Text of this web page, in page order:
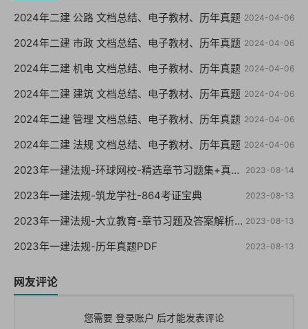
2024-04-06
2024年二建 公路 文档总结、电子教材、历年真题
2024-04-06
2024年二建 市政 文档总结、电子教材、历年真题
2024-04-06
2024年二建 机电 文档总结、电子教材、历年真题
2024-04-06
2024年二建 建筑 文档总结、电子教材、历年真题
2024-04-06
2024年二建 管理 文档总结、电子教材、历年真题
2024-04-06
2024年二建 法规 文档总结、电子教材、历年真题
2023-08-14
2023年一建法规-环球网校-精选章节习题集+真题+模拟
2023-08-13
2023年一建法规-筑龙学社-864考证宝典
2023-08-13
2023年一建法规-大立教育-章节习题及答案解析【重点推荐】
2023-08-13
2023年一建法规-历年真题PDF
网友评论
您需要 登录账户 后才能发表评论